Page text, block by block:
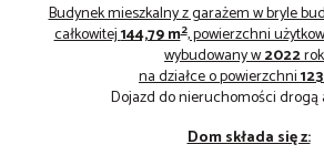
Budynek mieszkalny z garażem w bryle
całkowitej144,79 m2, powierzchni
wybudowany w2022
na działce o powierzchni
Dojazd do nieruchomości drogą
Dom składa się z: